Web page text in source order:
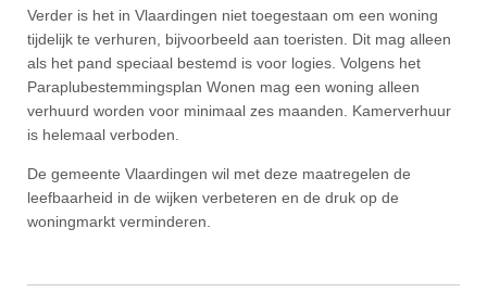
Verder is het in Vlaardingen niet toegestaan om een woning
tijdelijk te verhuren, bijvoorbeeld aan toeristen. Dit mag alleen
als het pand speciaal bestemd is voor logies. Volgens het
Paraplubestemmingsplan Wonen mag een woning alleen
verhuurd worden voor minimaal zes maanden. Kamerverhuur
is helemaal verboden.
De gemeente Vlaardingen wil met deze maatregelen de
leefbaarheid in de wijken verbeteren en de druk op de
woningmarkt verminderen.